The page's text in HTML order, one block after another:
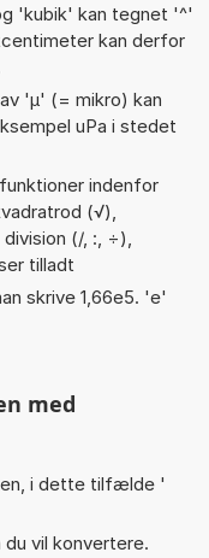
'kubik' kan tegnet '^'
kan derfor
'µ' (= mikro) kan
uPa i stedet
indenfor
(√),
(/, :, ÷),
tilladt
skrive 1,66e5. 'e'
med
i dette tilfælde '
vil konvertere.